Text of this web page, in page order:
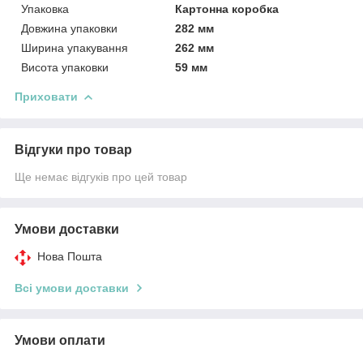
Упаковка
Картонна коробка
Довжина упаковки
282 мм
Ширина упакування
262 мм
Висота упаковки
59 мм
Приховати
Відгуки про товар
Ще немає відгуків про цей товар
Умови доставки
Нова Пошта
Всі умови доставки
Умови оплати